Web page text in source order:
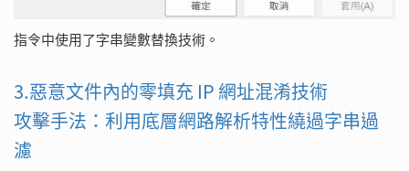
指令中使用了字串變數替換技術。
3.惡意文件內的零填充 IP 網址混淆技術
攻擊手法：利用底層網路解析特性繞過字串過
濾